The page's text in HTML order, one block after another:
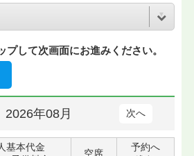
プして次画面にお進みください。
2026年08月 次へ
基本代金
空席
予約へ